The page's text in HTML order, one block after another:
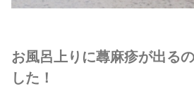
お風呂上りに蕁麻疹が出る
した！